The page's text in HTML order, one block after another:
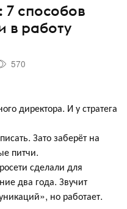
способов
в работу
570
директора. И у стратега
Зато заберёт на
питчи.
сделали для
два года. Звучит
но работает.